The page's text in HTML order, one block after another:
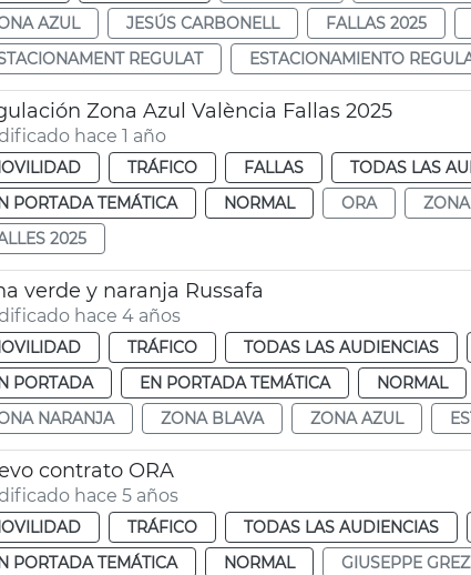
AZUL
JESÚS CARBONELL FALLAS 2025
REGULAT
ESTACIONAMIENTO
Zona Azul València Fallas 2025
hace 1 año
TRÁFICO FALLAS TODAS LAS
PORTADA TEMÁTICA
NORMAL ORA
2025
verde y naranja Russafa
hace 4 años
TRÁFICO TODAS LAS AUDIENCIAS
PORTADA
EN PORTADA TEMÁTICA NORMAL
NARANJA
ZONA BLAVA ZONA AZUL
contrato ORA
hace 5 años
TRÁFICO TODAS LAS AUDIENCIAS
PORTADA TEMÁTICA
NORMAL GIUSEPPE